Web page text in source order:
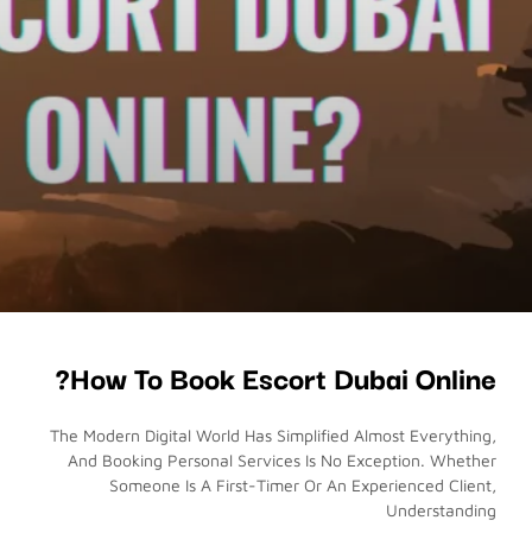
How To Book Escort Dubai Online?
The Modern Digital World Has Simplified Almost Everything,
And Booking Personal Services Is No Exception. Whether
Someone Is A First-Timer Or An Experienced Client,
Understanding